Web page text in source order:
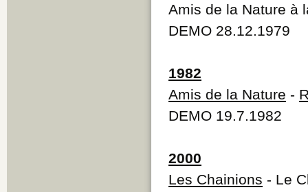
Amis de la Nature à
DEMO 28.12.1979
1982
Amis de la Nature -
DEMO 19.7.1982
2000
Les Chainions - Le